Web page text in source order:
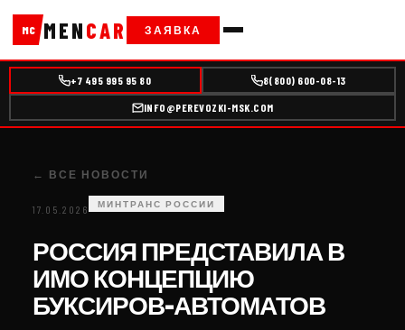
MC MENCAR ЗАЯВКА
+7 495 995 95 80 8(800) 600-08-13
INFO@PEREVOZKI-MSK.COM
← ВСЕ НОВОСТИ
17.05.2026 МИНТРАНС РОССИИ
РОССИЯ ПРЕДСТАВИЛА В
ИМО КОНЦЕПЦИЮ
БУКСИРОВ-АВТОМАТОВ